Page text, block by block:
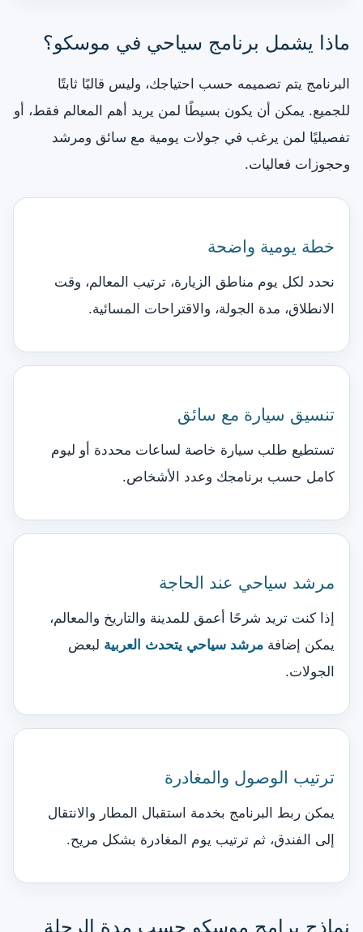
ماذا يشمل برنامج سياحي في موسكو؟
البرنامج يتم تصميمه حسب احتياجك، وليس قالبًا ثابتًا
للجميع. يمكن أن يكون بسيطًا لمن يريد أهم المعالم فقط، أو
تفصيليًا لمن يرغب في جولات يومية مع سائق ومرشد
وحجوزات فعاليات.
خطة يومية واضحة
نحدد لكل يوم مناطق الزيارة، ترتيب المعالم، وقت
الانطلاق، مدة الجولة، والاقتراحات المسائية.
تنسيق سيارة مع سائق
تستطيع طلب سيارة خاصة لساعات محددة أو ليوم
كامل حسب برنامجك وعدد الأشخاص.
مرشد سياحي عند الحاجة
إذا كنت تريد شرحًا أعمق للمدينة والتاريخ والمعالم،
يمكن إضافة مرشد سياحي يتحدث العربية لبعض
الجولات.
ترتيب الوصول والمغادرة
يمكن ربط البرنامج بخدمة استقبال المطار والانتقال
إلى الفندق، ثم ترتيب يوم المغادرة بشكل مريح.
نماذج برامج موسكو حسب مدة الرحلة